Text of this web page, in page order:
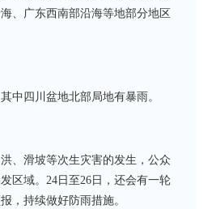
、广东西南部沿海等地部分地区
中四川盆地北部局地有暴雨。
、滑坡等次生灾害的发生，公众
区域。24日至26日，还会有一轮
，持续做好防雨措施。